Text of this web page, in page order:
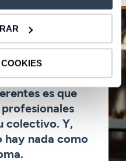
es que
colectivo. Y,
hay nada como